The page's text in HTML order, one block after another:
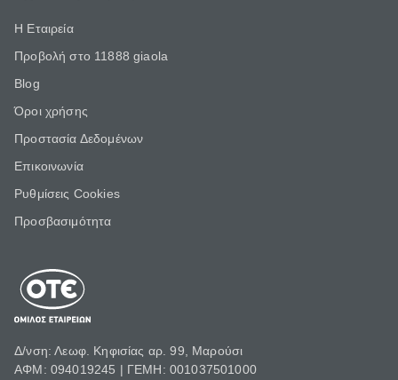
Η Εταιρεία
Προβολή στο 11888 giaola
Blog
Όροι χρήσης
Προστασία Δεδομένων
Επικοινωνία
Ρυθμίσεις Cookies
Προσβασιμότητα
Δ/νση: Λεωφ. Κηφισίας αρ. 99, Μαρούσι
ΑΦΜ: 094019245 | ΓΕΜΗ: 001037501000